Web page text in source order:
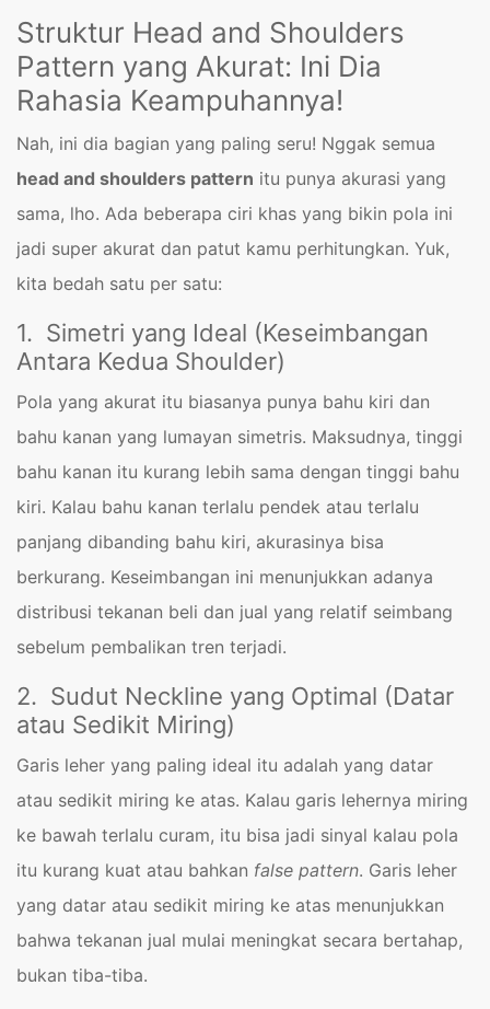
Struktur Head and Shoulders
Pattern yang Akurat: Ini Dia
Rahasia Keampuhannya!
Nah, ini dia bagian yang paling seru! Nggak semua
head and shoulders pattern itu punya akurasi yang
sama, lho. Ada beberapa ciri khas yang bikin pola ini
jadi super akurat dan patut kamu perhitungkan. Yuk,
kita bedah satu per satu:
1. Simetri yang Ideal (Keseimbangan
Antara Kedua Shoulder)
Pola yang akurat itu biasanya punya bahu kiri dan
bahu kanan yang lumayan simetris. Maksudnya, tinggi
bahu kanan itu kurang lebih sama dengan tinggi bahu
kiri. Kalau bahu kanan terlalu pendek atau terlalu
panjang dibanding bahu kiri, akurasinya bisa
berkurang. Keseimbangan ini menunjukkan adanya
distribusi tekanan beli dan jual yang relatif seimbang
sebelum pembalikan tren terjadi.
2. Sudut Neckline yang Optimal (Datar
atau Sedikit Miring)
Garis leher yang paling ideal itu adalah yang datar
atau sedikit miring ke atas. Kalau garis lehernya miring
ke bawah terlalu curam, itu bisa jadi sinyal kalau pola
itu kurang kuat atau bahkan false pattern. Garis leher
yang datar atau sedikit miring ke atas menunjukkan
bahwa tekanan jual mulai meningkat secara bertahap,
bukan tiba-tiba.